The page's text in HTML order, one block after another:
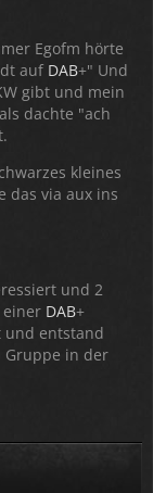
Egofm hörte
auf DAB+" Und
gibt und mein
dachte "ach
kleines
das via aux ins
und 2
einer DAB+
und entstand
Gruppe in der